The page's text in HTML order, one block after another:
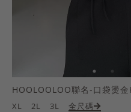
XL 2L 3L 全尺碼